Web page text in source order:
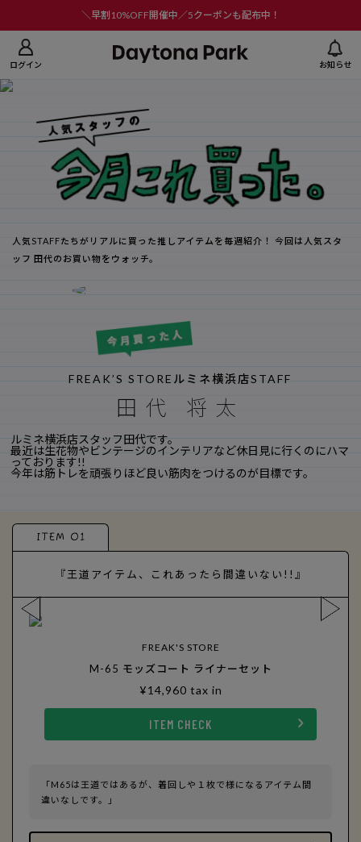
＼早割10%OFF開催中／5クーポンも配布中！
ログイン お知らせ
人気STAFFたちがリアルに買った推しアイテムを毎週紹介！
今回は人気スタ
ッフ 田代のお買い物をウォッチ。
FREAK’S STOREルミネ横浜店STAFF
田代 将太
ルミネ横浜店スタッフ田代です。
最近は生花物やビンテージのインテリアなど休日見に行くのにハマ
っております!!
今年は筋トレを頑張りほど良い筋肉をつけるのが目標です。
ITEM 01
『王道アイテム、これあったら間違いない!!』
FREAK'S STORE
M-65 モッズコート ライナーセット
¥14,960 tax in
ITEM CHECK
「M65は王道ではあるが、着回しや１枚で様になるアイテム間
違いなしです。」